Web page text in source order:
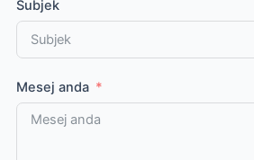
Subjek
Mesej anda